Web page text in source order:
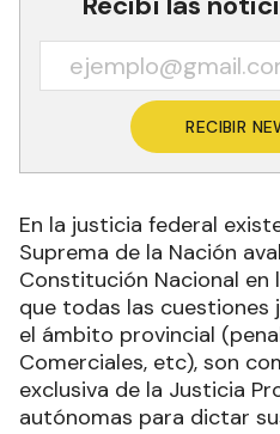
RECIBIR
En la justicia federal
Suprema de la Nación
Constitución Nacional en
que todas las
el ámbito provincial
Comerciales, etc), son
exclusiva de la Justicia
autónomas para dictar